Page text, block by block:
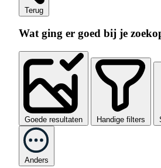
Terug
Wat ging er goed bij je
Goede resultaten Handige filters
Anders